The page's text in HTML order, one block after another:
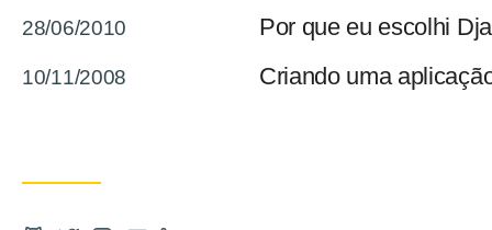
Postado em
28/06/2010 Por que eu escolhi
Postado em
10/11/2008 Criando uma